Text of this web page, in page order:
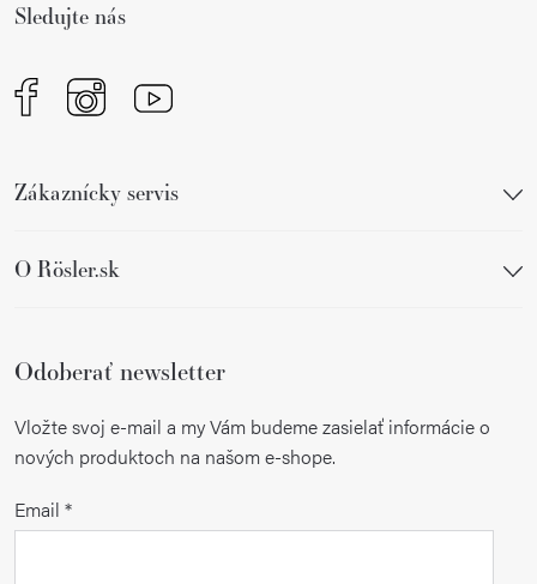
Sledujte nás
Zákaznícky servis
O Rösler.sk
Odoberať newsletter
Vložte svoj e-mail a my Vám budeme zasielať informácie o
nových produktoch na našom e-shope.
Email